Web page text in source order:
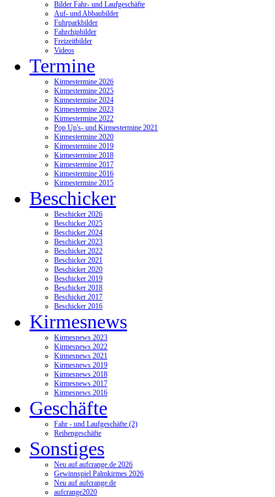
Bilder Fahr- und Laufgeschäfte
Auf- und Abbaubilder
Fuhrparkbilder
Fahrchipbilder
Freizeitbilder
Videos
Termine
Kirmestermine 2026
Kirmestermine 2025
Kirmestermine 2024
Kirmestermine 2023
Kirmestermine 2022
Pop Up's- und Kirmestermine 2021
Kirmestermine 2020
Kirmestermine 2019
Kirmestermine 2018
Kirmestermine 2017
Kirmestermine 2016
Kirmestermine 2015
Beschicker
Beschicker 2026
Beschicker 2025
Beschicker 2024
Beschicker 2023
Beschicker 2022
Beschicker 2021
Beschicker 2020
Beschicker 2019
Beschicker 2018
Beschicker 2017
Beschicker 2016
Kirmesnews
Kirmesnews 2023
Kirmesnews 2022
Kirmesnews 2021
Kirmesnews 2019
Kirmesnews 2018
Kirmesnews 2017
Kirmesnews 2016
Geschäfte
Fahr - und Laufgeschäfte (2)
Reihengeschäfte
Sonstiges
Neu auf aufcrange.de 2026
Gewinnspiel Palmkirmes 2026
Neu auf aufcrange.de
aufcrange2020